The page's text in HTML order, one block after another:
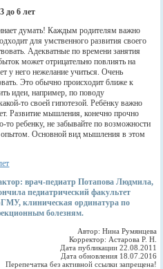
до 6 лет
думать! Каждым родителям важно
для умственного развития своего
Адекватные по времени занятия
может отрицательно повлиять на
у него нежелание учиться. Очень
Это обычно происходит ближе к
идеи, например, по поводу
то своей гипотезой. Ребёнку важно
Развитие мышления, конечно прочно
то ребенку, не забывайте по возможности
опытом. Основной вид мышления в этом
врач-педиатр Потапова Людмила,
педиатрический факультет
клиническая ординатура по
болезням.
Автор: Нина Румянцева
Корректор: Астарова Р. Н.
Дата публикации 22.08.2011
Дата обновления 18.07.2016
Перепечатка без активной ссылки запрещена!